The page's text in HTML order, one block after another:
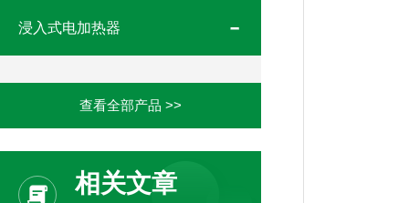
浸入式电加热器
查看全部产品 >>
相关文章